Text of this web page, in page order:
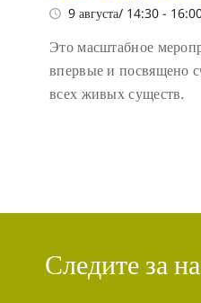
9 августа/ 14:30 -
Это масштабное
впервые и посвящено
всех живых существ.
Следите за